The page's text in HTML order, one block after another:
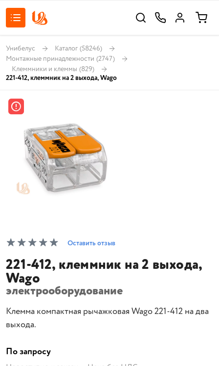
Унибелус Каталог (58246)
Монтажные принадлежности (2747)
Клеммники и клеммы (829)
221-412, клеммник на 2 выхода, Wago
Оставить отзыв
221-412, клеммник на 2 выхода,
Wago
электрооборудование
Клемма компактная рычажковая Wago 221-412 на два
выхода.
По запросу